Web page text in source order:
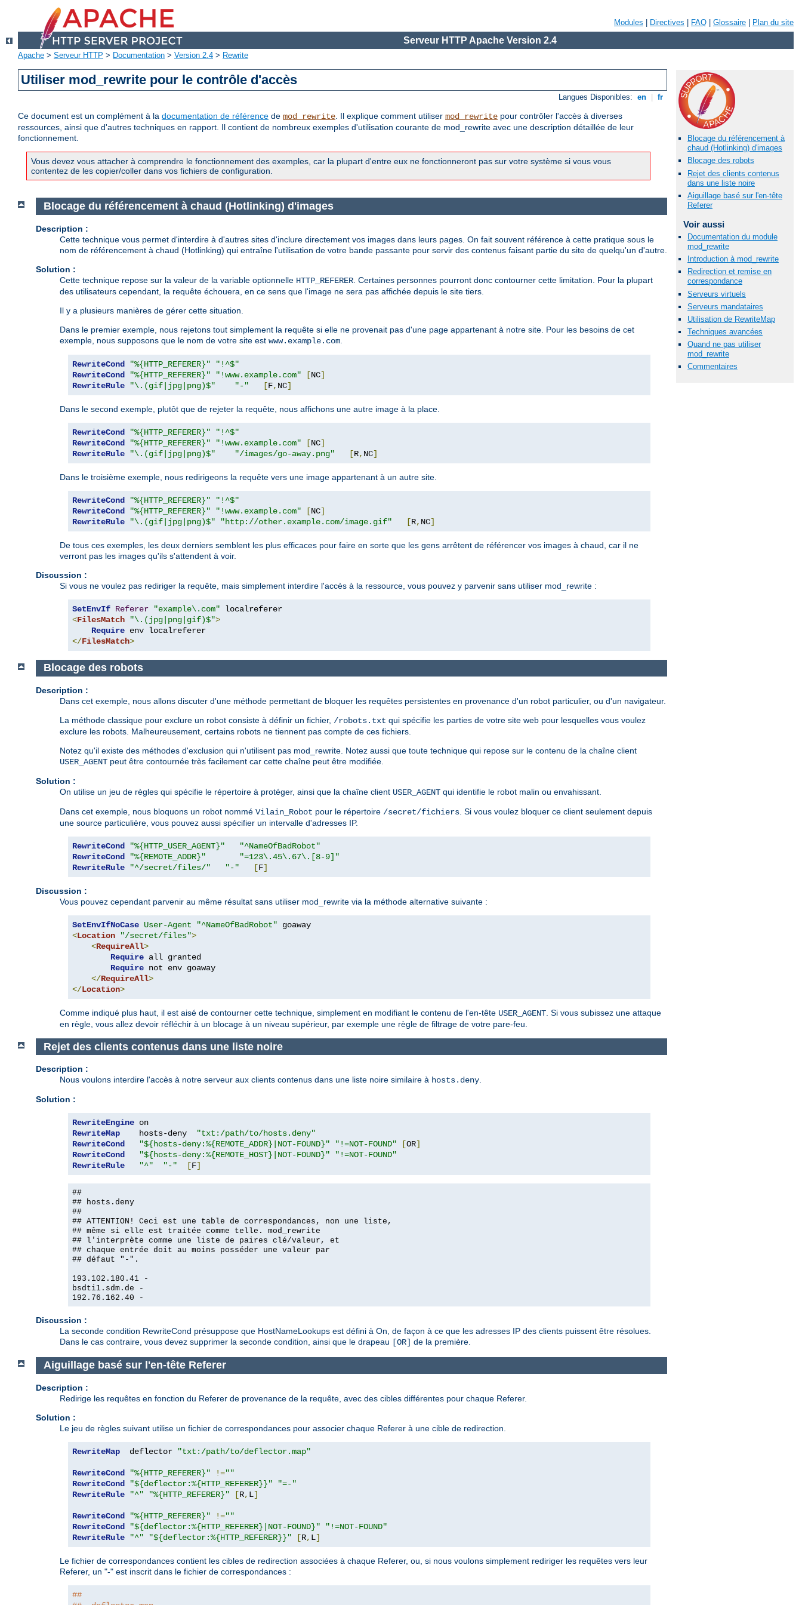
Modules Directives FAQ Glossaire Plan du site
Serveur HTTP Apache Version 2.4
Apache > Serveur HTTP > Documentation > Version 2.4 > Rewrite
Utiliser mod_rewrite pour le contrôle d'accès
Langues Disponibles: en fr
Ce document est un complément à la documentation de référence de mod_rewrite. Il explique comment utiliser mod_rewrite pour contrôler l'accès à diverses
ressources, ainsi que d'autres techniques en rapport. Il contient de nombreux exemples d'utilisation courante de mod_rewrite avec une description détaillée de leur
fonctionnement.
Vous devez vous attacher à comprendre le fonctionnement des exemples, car la plupart d'entre eux ne fonctionneront pas sur votre système si vous vous
contentez de les copier/coller dans vos fichiers de configuration.
Blocage du référencement à
chaud (Hotlinking) d'images
Blocage des robots
Rejet des clients contenus
dans une liste noire
Aiguillage basé sur l'en-tête
Referer
Voir aussi
Documentation du module
mod_rewrite
Introduction à mod_rewrite
Redirection et remise en
correspondance
Serveurs virtuels
Serveurs mandataires
Utilisation de RewriteMap
Techniques avancées
Quand ne pas utiliser
mod_rewrite
Commentaires
Blocage du référencement à chaud (Hotlinking) d'images
Description :
Cette technique vous permet d'interdire à d'autres sites d'inclure directement vos images dans leurs pages. On fait souvent référence à cette pratique sous le
nom de référencement à chaud (Hotlinking) qui entraîne l'utilisation de votre bande passante pour servir des contenus faisant partie du site de quelqu'un d'autre.
Solution :
Cette technique repose sur la valeur de la variable optionnelle HTTP_REFERER . Certaines personnes pourront donc contourner cette limitation. Pour la plupart
des utilisateurs cependant, la requête échouera, en ce sens que l'image ne sera pas affichée depuis le site tiers.
Il y a plusieurs manières de gérer cette situation.
Dans le premier exemple, nous rejetons tout simplement la requête si elle ne provenait pas d'une page appartenant à notre site. Pour les besoins de cet
exemple, nous supposons que le nom de votre site est www.example.com
RewriteCond "%{HTTP_REFERER}"
"!^$"
RewriteCond
"%{HTTP_REFERER}" "!www.example.com" [NC]
RewriteRule
"\.(gif|jpg|png)$" "-" [F, NC]
Dans le second exemple, plutôt que de rejeter la requête, nous affichons une autre image à la place.
RewriteCond "%{HTTP_REFERER}"
"!^$"
RewriteCond
"%{HTTP_REFERER}" "!www.example.com" [NC]
RewriteRule
"\.(gif|jpg|png)$" "/images/go-away.png" [R, NC]
Dans le troisième exemple, nous redirigeons la requête vers une image appartenant à un autre site.
RewriteCond "%{HTTP_REFERER}"
"!^$"
RewriteCond
"%{HTTP_REFERER}" "!www.example.com" [NC]
RewriteRule
"\.(gif|jpg|png)$" "http://other.example.com/image.gif" [R, NC]
De tous ces exemples, les deux derniers semblent les plus efficaces pour faire en sorte que les gens arrêtent de référencer vos images à chaud, car il ne
verront pas les images qu'ils s'attendent à voir.
Discussion :
Si vous ne voulez pas rediriger la requête, mais simplement interdire l'accès à la ressource, vous pouvez y parvenir sans utiliser mod_rewrite :
SetEnvIf Referer "example\.com"
<FilesMatch "\.(jpg|png|gif)$">
Require
</FilesMatch>
Blocage des robots
Description :
Dans cet exemple, nous allons discuter d'une méthode permettant de bloquer les requêtes persistentes en provenance d'un robot particulier, ou d'un navigateur.
La méthode classique pour exclure un robot consiste à définir un fichier, /robots.txt qui spécifie les parties de votre site web pour lesquelles vous voulez
exclure les robots. Malheureusement, certains robots ne tiennent pas compte de ces fichiers.
Notez qu'il existe des méthodes d'exclusion qui n'utilisent pas mod_rewrite. Notez aussi que toute technique qui repose sur le contenu de la chaîne client
USER_AGENT peut être contournée très facilement car cette chaîne peut être modifiée.
Solution :
On utilise un jeu de règles qui spécifie le répertoire à protéger, ainsi que la chaîne client USER_AGENT qui identifie le robot malin ou envahissant.
Dans cet exemple, nous bloquons un robot nommé Vilain_Robot pour le répertoire /secret/fichiers . Si vous voulez bloquer ce client seulement depuis
une source particulière, vous pouvez aussi spécifier un intervalle d'adresses IP.
RewriteCond "%{HTTP_USER_AGENT}"
"^NameOfBadRobot"
RewriteCond
"%{REMOTE_ADDR}"
"=123\.45\.67\.[8-9]"
RewriteRule
"^/secret/files/" "-" [F]
Discussion :
Vous pouvez cependant parvenir au même résultat sans utiliser mod_rewrite via la méthode alternative suivante :
SetEnvIfNoCase User-Agent "^NameOfBadRobot"
<Location "/secret/files">
<RequireAll>
Require all granted
Require not env goaway
</RequireAll>
</Location>
Comme indiqué plus haut, il est aisé de contourner cette technique, simplement en modifiant le contenu de l'en-tête USER_AGENT . Si vous subissez une attaque
en règle, vous allez devoir réfléchir à un blocage à un niveau supérieur, par exemple une règle de filtrage de votre pare-feu.
Rejet des clients contenus dans une liste noire
Description :
Nous voulons interdire l'accès à notre serveur aux clients contenus dans une liste noire similaire à hosts.deny.
Solution :
RewriteEngine
RewriteMap
    hosts-deny
"txt:/path/to/hosts.deny"
RewriteCond
"${hosts-deny:%{REMOTE_ADDR}|NOT-FOUND}" "!=NOT-FOUND" [OR]
RewriteCond
"${hosts-deny:%{REMOTE_HOST}|NOT-FOUND}"
"!=NOT-FOUND"
RewriteRule
"^" "-" [F]
##
## hosts.deny
##
## ATTENTION! Ceci est une table de correspondances, non une liste,
## même si elle est traitée comme telle. mod_rewrite
## l'interprète comme une liste de paires clé/valeur, et
## chaque entrée doit au moins posséder une valeur par
## défaut "-".
193.102.180.41 -
bsdti1.sdm.de -
192.76.162.40 -
Discussion :
La seconde condition RewriteCond présuppose que HostNameLookups est défini à On, de façon à ce que les adresses IP des clients puissent être résolues.
Dans le cas contraire, vous devez supprimer la seconde condition, ainsi que le drapeau [OR] de la première.
Aiguillage basé sur l'en-tête Referer
Description :
Redirige les requêtes en fonction du Referer de provenance de la requête, avec des cibles différentes pour chaque Referer.
Solution :
Le jeu de règles suivant utilise un fichier de correspondances pour associer chaque Referer à une cible de redirection.
RewriteMap
  deflector
"txt:/path/to/deflector.map"
RewriteCond "%{HTTP_REFERER}" !=""
RewriteCond
"${deflector:%{HTTP_REFERER}}"
"=-"
RewriteRule
"^" "%{HTTP_REFERER}" [R, L]
RewriteCond "%{HTTP_REFERER}" !=""
RewriteCond
"${deflector:%{HTTP_REFERER}|NOT-FOUND}"
"!=NOT-FOUND"
RewriteRule
"^" "${deflector:%{HTTP_REFERER}}" [R, L]
Le fichier de correspondances contient les cibles de redirection associées à chaque Referer, ou, si nous voulons simplement rediriger les requêtes vers leur
Referer, un "-" est inscrit dans le fichier de correspondances :
##